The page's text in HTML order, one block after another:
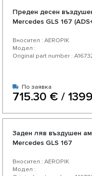
Преден десен
Mercedes GLS 167
Вносител : AEROPIK
Модел :
Original part number :
По заявка
715.30 € /
Заден ляв въздушен
Mercedes GLS 167
Вносител : AEROPIK
Модел :